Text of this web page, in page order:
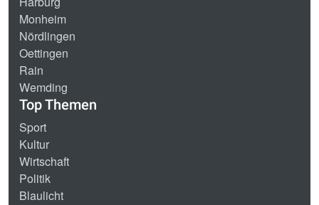
Monheim
Nördlingen
Oettingen
Rain
Wemding
Top Themen
Sport
Kultur
Wirtschaft
Politik
Blaulicht